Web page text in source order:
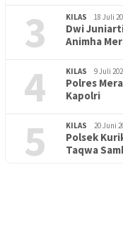
3 KILAS 18 Juli
Dwi
Animha
4 KILAS 9 Juli
Polres
Kapolri
5 KILAS 20 Juni
Polsek
Taqwa
PENDIDIKAN 18 Juni 2026
Lepas Puluhan